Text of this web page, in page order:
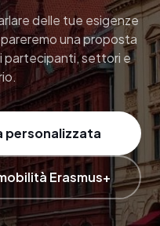
delle tue esigenze
una proposta
partecipanti, settori e
personalizzata
Erasmus+